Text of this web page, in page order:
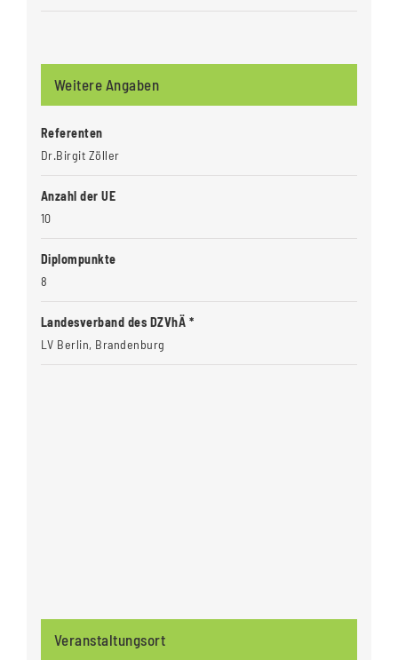
Weitere Angaben
Referenten
Dr.Birgit Zöller
Anzahl der UE
10
Diplompunkte
8
Landesverband des DZVhÄ *
LV Berlin, Brandenburg
Veranstaltungsort